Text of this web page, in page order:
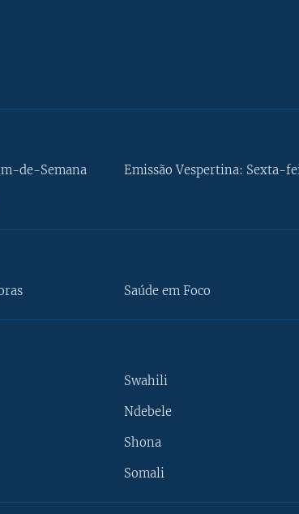
de-Semana Emissão Vespertina: Sexta-
Saúde em Foco
Swahili
Ndebele
Shona
Somali